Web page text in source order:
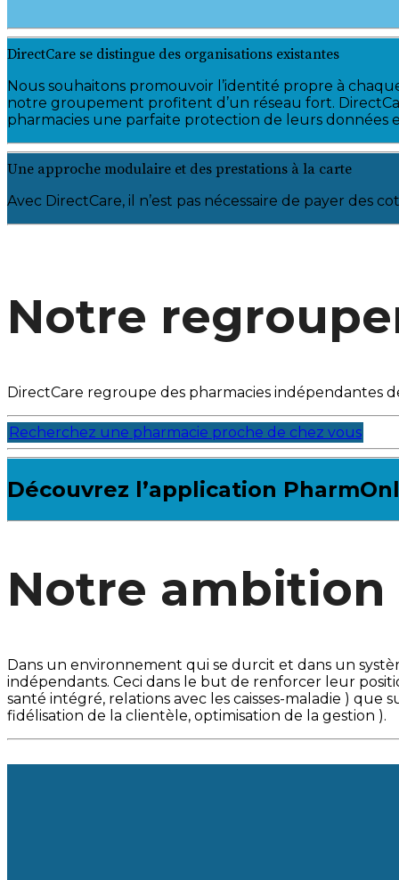
DirectCare se distingue des organisations existantes
Nous souhaitons promouvoir l’identité propre à
notre groupement profitent d’un réseau fort.
pharmacies une parfaite protection de leurs données
Une approche modulaire et des prestations à la carte
Avec DirectCare, il n’est pas nécessaire de payer des
Notre
DirectCare regroupe des pharmacies indépendantes
Recherchez une pharmacie proche de chez vous
Découvrez l’application
Notre ambition
Dans un environnement qui se durcit et dans un
indépendants. Ceci dans le but de renforcer leur
santé intégré, relations avec les caisses-maladie ) que
fidélisation de la clientèle, optimisation de la gestion ).